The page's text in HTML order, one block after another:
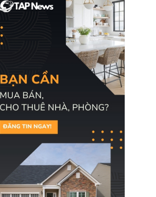
định không đáp ứng tiêu
chuẩn sức khỏe chỉ vì
chi phí điều trị khi nộp hồ
sơ xin visa cư trú.